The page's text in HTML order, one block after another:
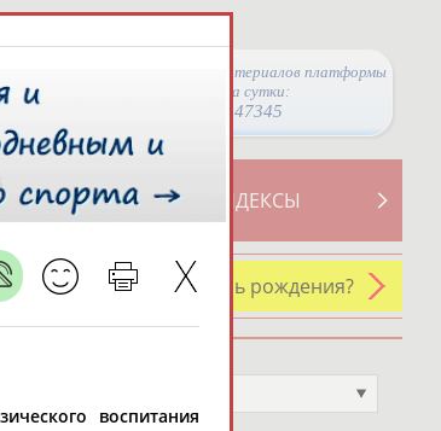
Просмотры материалов платформы
за сутки:
47345
СВОДНЫЕ ИНДЕКСЫ
У кого сегодня день рождения?
воспитания